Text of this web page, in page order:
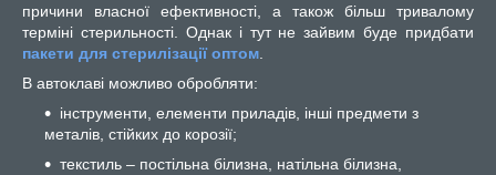
причини власної ефективності, а також більш тривалому
терміні стерильності. Однак і тут не зайвим буде придбати
пакети для стерилізації оптом
В автоклаві можливо обробляти:
інструменти, елементи приладів, інші предмети з
металів, стійких до корозії;
текстиль – постільна білизна, натільна білизна,